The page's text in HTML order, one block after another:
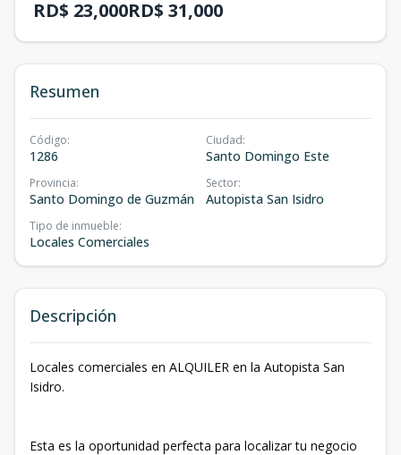
RD$ 23,000RD$ 31,000
Resumen
Código:
1286
Ciudad:
Santo Domingo Este
Provincia:
Santo Domingo de Guzmán
Sector:
Autopista San Isidro
Tipo de inmueble:
Locales Comerciales
Descripción
Locales comerciales en ALQUILER en la Autopista San
Isidro.
Esta es la oportunidad perfecta para localizar tu negocio